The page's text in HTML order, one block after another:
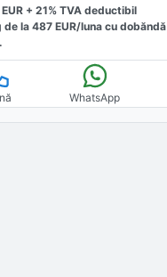
+ 21% TVA deductibil
de la487EUR/lunacu dobăndă
WhatsApp